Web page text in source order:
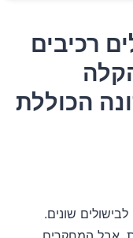
את
רכיבים
הכוללת
שונים.